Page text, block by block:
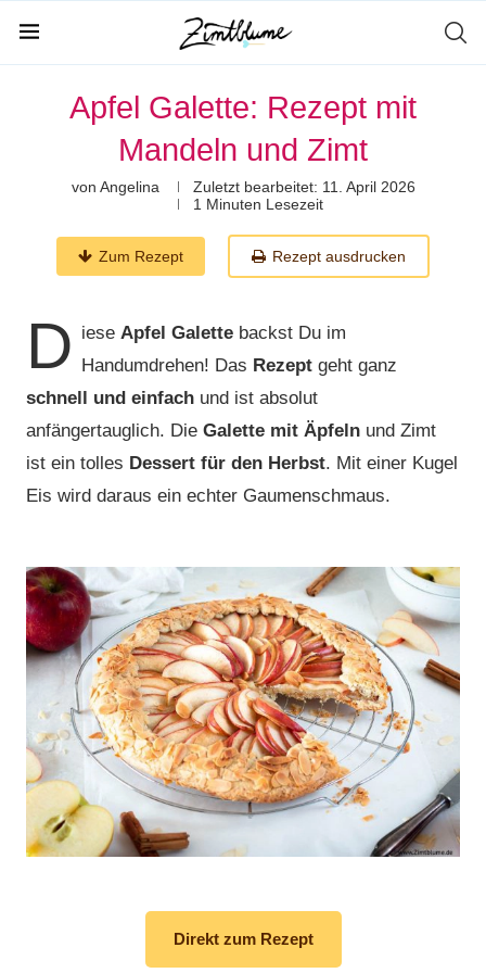
Apfel Galette: Rezept mit
Mandeln und Zimt
von Angelina Zuletzt bearbeitet: 11. April 2026
1 Minuten Lesezeit
Zum Rezept Rezept ausdrucken
D iese Apfel Galette backst Du im
Handumdrehen! Das Rezept geht ganz
schnell und einfach und ist absolut
anfängertauglich. Die Galette mit Äpfeln und Zimt
ist ein tolles Dessert für den Herbst. Mit einer Kugel
Eis wird daraus ein echter Gaumenschmaus.
Direkt zum Rezept